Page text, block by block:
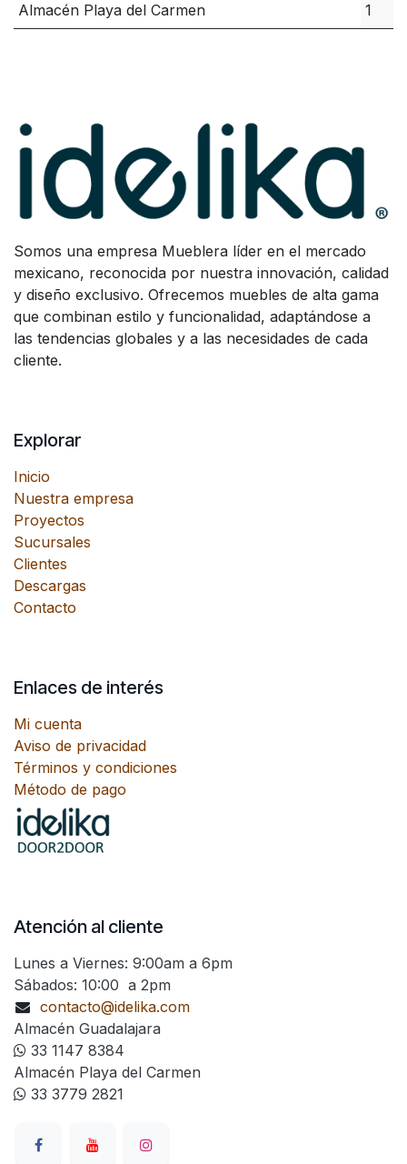
Almacén Playa del Carmen 1
Somos una empresa Mueblera líder en el mercado
mexicano, reconocida por nuestra innovación, calidad
y diseño exclusivo. Ofrecemos muebles de alta gama
que combinan estilo y funcionalidad, adaptándose a
las tendencias globales y a las necesidades de cada
cliente.
Explorar
Inicio
Nuestra empresa
Proyectos
Sucursales
Clientes
Descargas
Contacto
Enlaces de interés
Mi cuenta
Aviso de privacidad
Términos y condiciones
Método de pago
Atención al cliente
Lunes a Viernes: 9:00am a 6pm
Sábados: 10:00 a 2pm
contacto@idelika.com
Almacén Guadalajara
33 1147 8384
Almacén Playa del Carmen
33 3779 2821